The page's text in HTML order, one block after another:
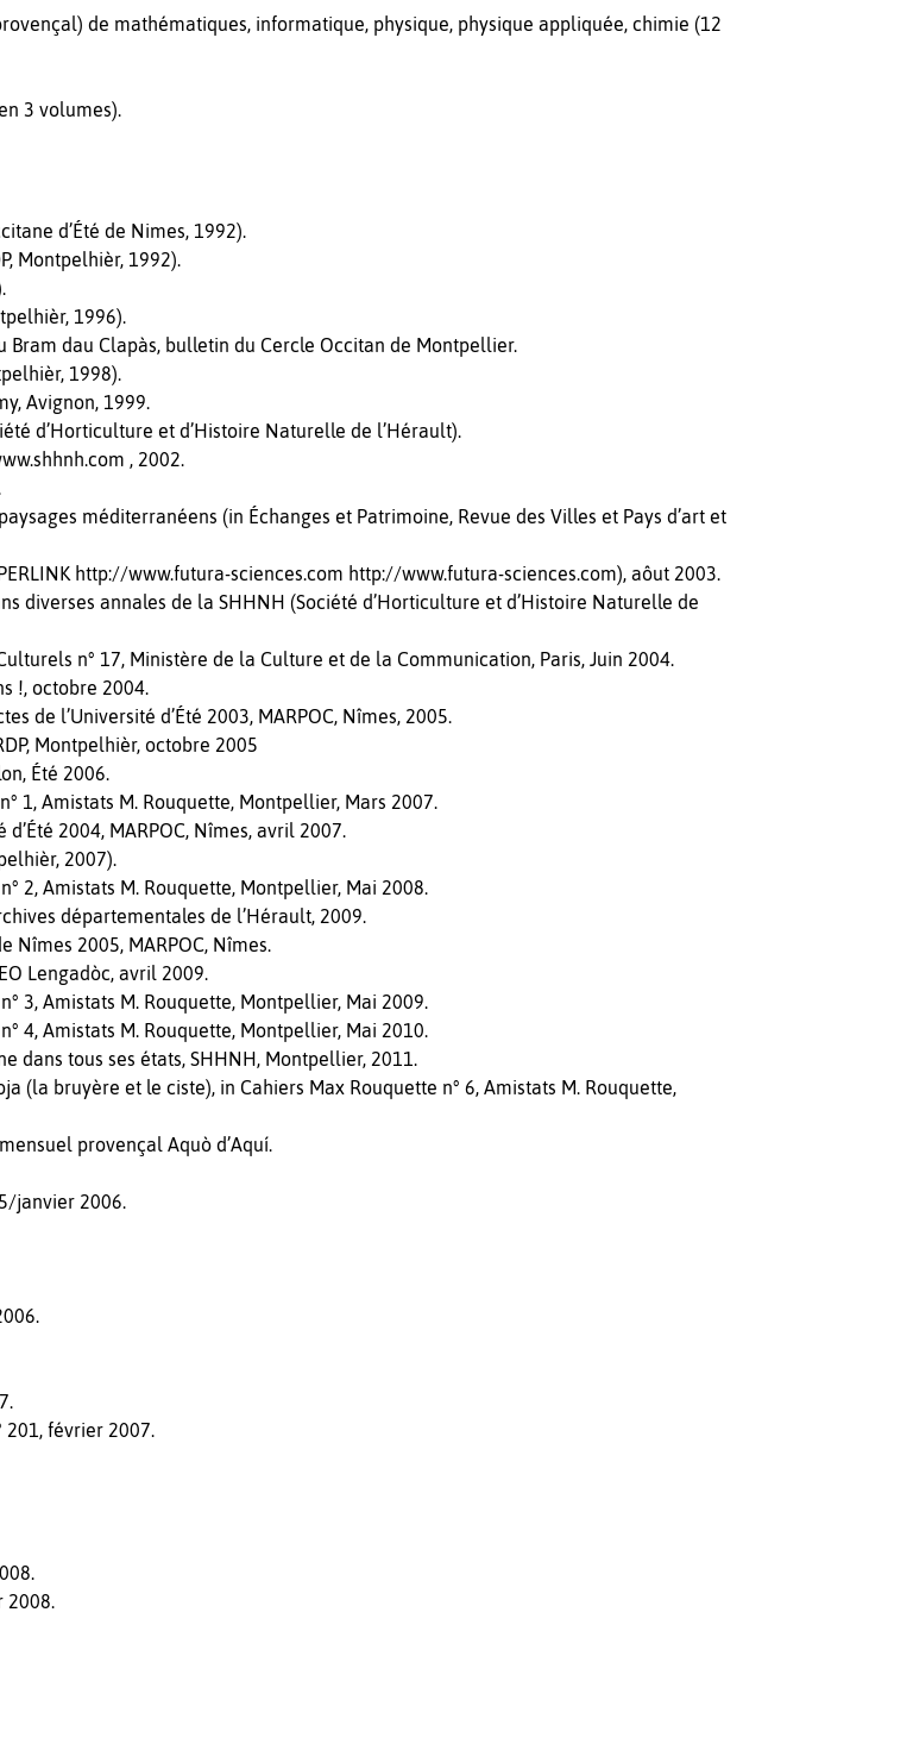
de mathématiques, informatique, physique, physique appliquée, chimie (12
3 volumes).
d’Été de Nimes, 1992).
Montpelhièr, 1992).
1996).
dau Clapàs, bulletin du Cercle Occitan de Montpellier.
1998).
Avignon, 1999.
d’Horticulture et d’Histoire Naturelle de l’Hérault).
, 2002.
méditerranéens (in Échanges et Patrimoine, Revue des Villes et Pays d’art et
http://www.futura-sciences.com http://www.futura-sciences.com), aôut 2003.
diverses annales de la SHHNH (Société d’Horticulture et d’Histoire Naturelle de
n° 17, Ministère de la Culture et de la Communication, Paris, Juin 2004.
!, octobre 2004.
de l’Université d’Été 2003, MARPOC, Nîmes, 2005.
Montpelhièr, octobre 2005
Été 2006.
1, Amistats M. Rouquette, Montpellier, Mars 2007.
2004, MARPOC, Nîmes, avril 2007.
2007).
2, Amistats M. Rouquette, Montpellier, Mai 2008.
départementales de l’Hérault, 2009.
Nîmes 2005, MARPOC, Nîmes.
Lengadòc, avril 2009.
3, Amistats M. Rouquette, Montpellier, Mai 2009.
4, Amistats M. Rouquette, Montpellier, Mai 2010.
dans tous ses états, SHHNH, Montpellier, 2011.
(la bruyère et le ciste), in Cahiers Max Rouquette n° 6, Amistats M. Rouquette,
provençal Aquò d’Aquí.
janvier 2006.
201, février 2007.
2008.